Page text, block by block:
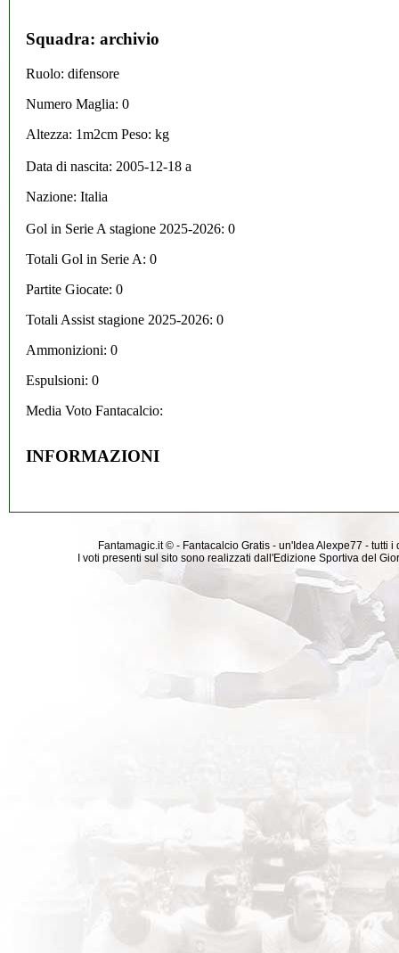
Squadra: archivio
Ruolo: difensore
Numero Maglia: 0
Altezza: 1m2cm Peso: kg
Data di nascita: 2005-12-18 a
Nazione: Italia
Gol in Serie A stagione 2025-2026: 0
Totali Gol in Serie A: 0
Partite Giocate: 0
Totali Assist stagione 2025-2026: 0
Ammonizioni: 0
Espulsioni: 0
Media Voto Fantacalcio:
INFORMAZIONI
Fantamagic.it © - Fantacalcio Gratis - un'Idea Alexpe77 -
I voti presenti sul sito sono realizzati dall'Edizione Sportiva del